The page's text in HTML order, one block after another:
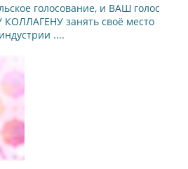
голосование, и ВАШ голос
занять своё место
....